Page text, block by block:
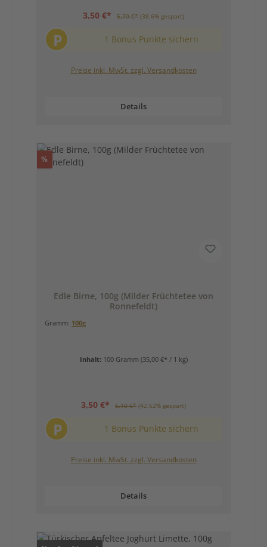
3,50 €* 5,70 €* (38.6% gespart)
P 1 Bonus Punkte sichern
Preise inkl. MwSt. zzgl. Versandkosten
Details
%Rabatt
Edle Birne, 100g (Milder Früchtetee von
Ronnefeldt)
Gramm: 100g
Inhalt: 100 Gramm (35,00 €* / 1 kg)
3,50 €* 6,10 €* (42.62% gespart)
P 1 Bonus Punkte sichern
Preise inkl. MwSt. zzgl. Versandkosten
Details